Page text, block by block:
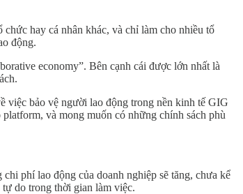
hay cá nhân khác, và chỉ làm cho nhiều tổ
động.
economy”. Bên cạnh cái được lớn nhất là
việc bảo vệ người lao động trong nền kinh tế GIG
và mong muốn có những chính sách phù
phí lao động của doanh nghiệp sẽ tăng, chưa kể
do trong thời gian làm việc.